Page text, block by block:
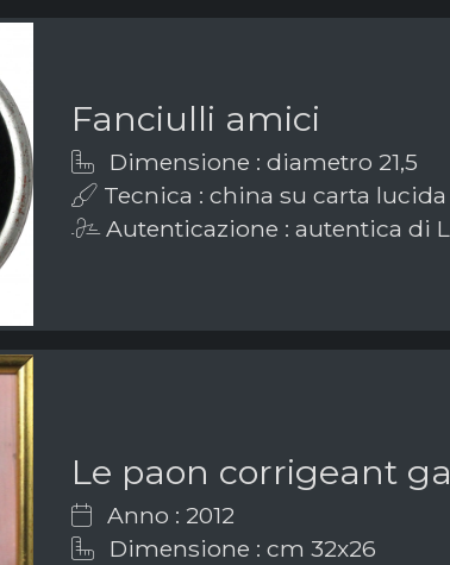
Fanciulli amici
Dimensione : diametro 21,5
Tecnica : china su carta lucida
Autenticazione : autentica di
Le paon corrigeant
Anno : 2012
Dimensione : cm 32x26